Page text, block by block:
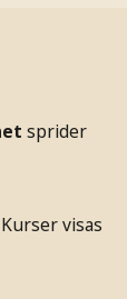
sprider
visas